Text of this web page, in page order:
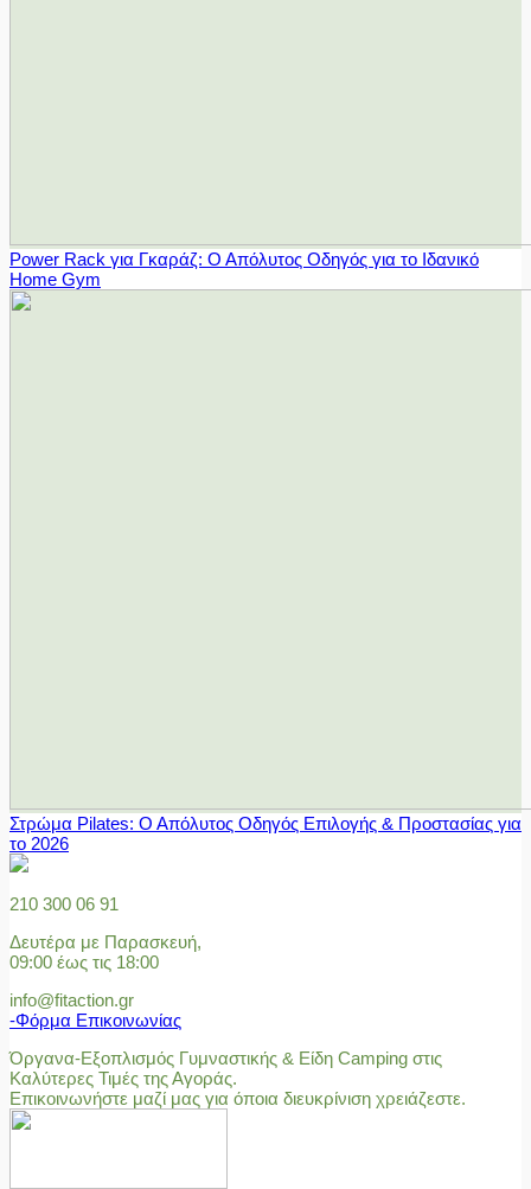
Power Rack για Γκαράζ: Ο Απόλυτος Οδηγός για το Ιδανικό
Home Gym
Στρώμα Pilates: Ο Απόλυτος Οδηγός Επιλογής & Προστασίας για
το 2026
210 300 06 91
Δευτέρα με Παρασκευή,
09:00 έως τις 18:00
info@fitaction.gr
-Φόρμα Επικοινωνίας
Όργανα-Εξοπλισμός Γυμναστικής & Είδη Camping στις
Καλύτερες Τιμές της Αγοράς.
Επικοινωνήστε μαζί μας για όποια διευκρίνιση χρειάζεστε.